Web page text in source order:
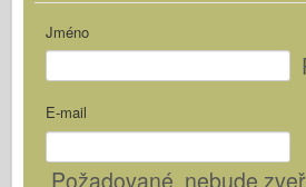
Jméno
E-mail
Požadované , nebude